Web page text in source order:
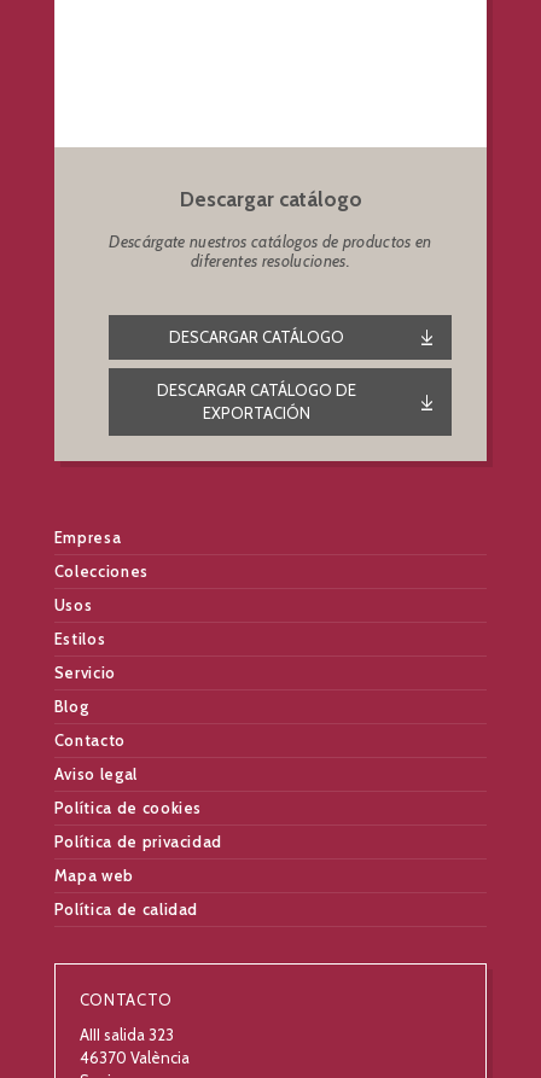
Descargar catálogo
Descárgate nuestros catálogos de productos en
diferentes resoluciones.
DESCARGAR CATÁLOGO
DESCARGAR CATÁLOGO DE
EXPORTACIÓN
Empresa
Colecciones
Usos
Estilos
Servicio
Blog
Contacto
Aviso legal
Política de cookies
Política de privacidad
Mapa web
Política de calidad
CONTACTO
AIII salida 323
46370 València